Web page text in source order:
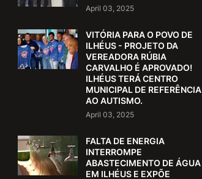
April 03, 2025
VITÓRIA PARA O POVO DE
ILHÉUS - PROJETO DA
VEREADORA RÚBIA
CARVALHO É APROVADO!
ILHÉUS TERÁ CENTRO
MUNICIPAL DE REFERÊNCIA
AO AUTISMO.
April 03, 2025
FALTA DE ENERGIA
INTERROMPE
ABASTECIMENTO DE ÁGUA
EM ILHÉUS E EXPÕE